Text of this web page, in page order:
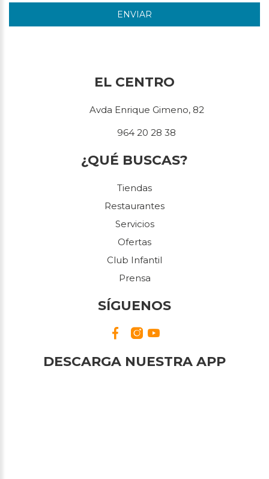
ENVIAR
EL CENTRO
Avda Enrique Gimeno, 82
964 20 28 38
¿QUÉ BUSCAS?
Tiendas
Restaurantes
Servicios
Ofertas
Club Infantil
Prensa
SÍGUENOS
DESCARGA NUESTRA APP